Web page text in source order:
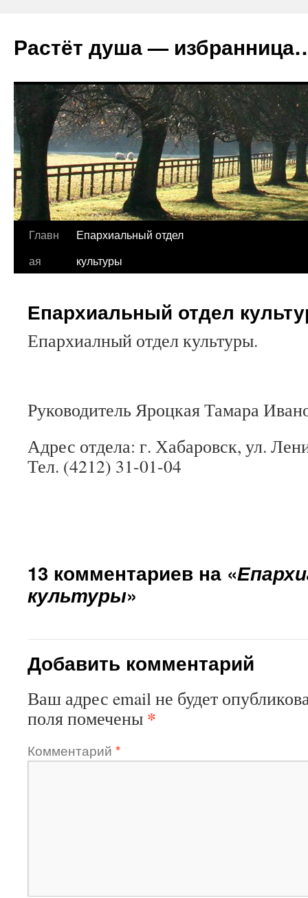
Растёт душа —
Перейти
Главн
ая
Епархиальный отдел
культуры
Епархиальный отдел
Епархиалный отдел культуры.
Руководитель Яроцкая Тамара
Адрес отдела: г. Хабаровск, ул.
Тел. (4212) 31-01-04
13 комментариев на «
культуры»
Добавить комментарий
Ваш адрес email не будет
поля помечены *
Комментарий *